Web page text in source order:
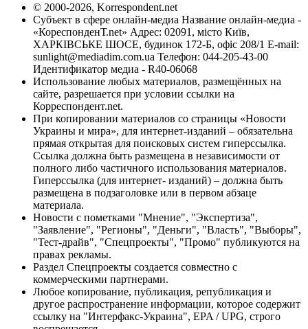
© 2000-2026, Korrespondent.net
Субъект в сфере онлайн-медиа Название онлайн-медиа -
«КореспонденТ.net» Адрес: 02091, місто Київ,
ХАРКІВСЬКЕ ШОСЕ, будинок 172-Б, офіс 208/1 E-mail:
sunlight@mediadim.com.ua Телефон: 044-205-43-00
Идентификатор медиа - R40-06068
Использование любых материалов, размещённых на
сайте, разрешается при условии ссылки на
Корреспондент.net.
При копировании материалов со страницы «Новости
Украины и мира», для интернет-изданий – обязательна
прямая открытая для поисковых систем гиперссылка.
Ссылка должна быть размещена в независимости от
полного либо частичного использования материалов.
Гиперссылка (для интернет- изданий) – должна быть
размещена в подзаголовке или в первом абзаце
материала.
Новости с пометками "Мнение", "Экспертиза",
"Заявление", "Регионы", "Деньги", "Власть", "Выборы",
"Тест-драйв", "Спецпроекты", "Промо" публикуются на
правах рекламы.
Раздел Спецпроекты создается совместно с
коммерческими партнерами.
Любое копирование, публикация, републикация и
другое распространение информации, которое содержит
ссылку на "Интерфакс-Украина", EPA / UPG, строго